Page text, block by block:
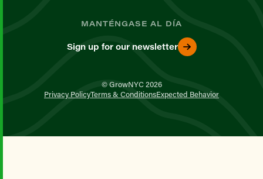
MANTÉNGASE AL DÍA
Sign up for our newsletter
© GrowNYC 2026
Privacy PolicyTerms & ConditionsExpected Behavior